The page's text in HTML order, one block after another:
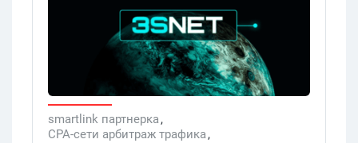
smartlink партнерка,
CPA-сети арбитраж трафика,